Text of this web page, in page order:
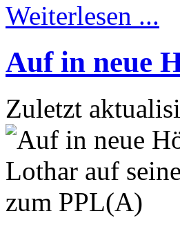
Weiterlesen ...
Auf in neue
Zuletzt